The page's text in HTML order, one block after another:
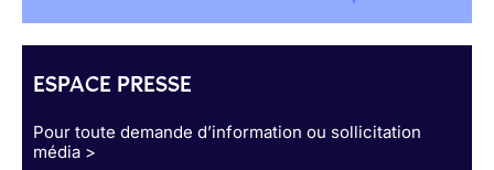
ESPACE PRESSE
Pour toute demande d’information ou sollicitation
média >